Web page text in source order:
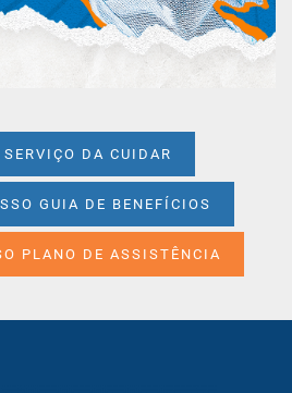
DA CUIDAR
GUIA DE BENEFÍCIOS
PLANO DE ASSISTÊNCIA